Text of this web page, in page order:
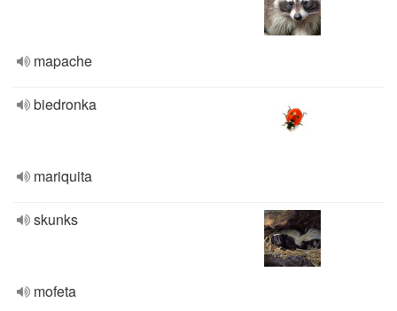
mapache
biedronka
mariquita
skunks
mofeta